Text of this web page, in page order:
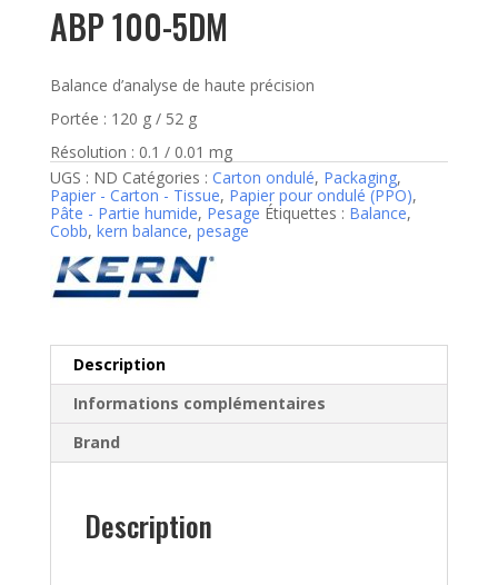
ABP 100-5DM
Balance d’analyse de haute précision
Portée : 120 g / 52 g
Résolution : 0.1 / 0.01 mg
UGS : ND Catégories : Carton ondulé, Packaging,
Papier - Carton - Tissue, Papier pour ondulé (PPO),
Pâte - Partie humide, Pesage Étiquettes : Balance,
Cobb, kern balance, pesage
Description
Informations complémentaires
Brand
Description